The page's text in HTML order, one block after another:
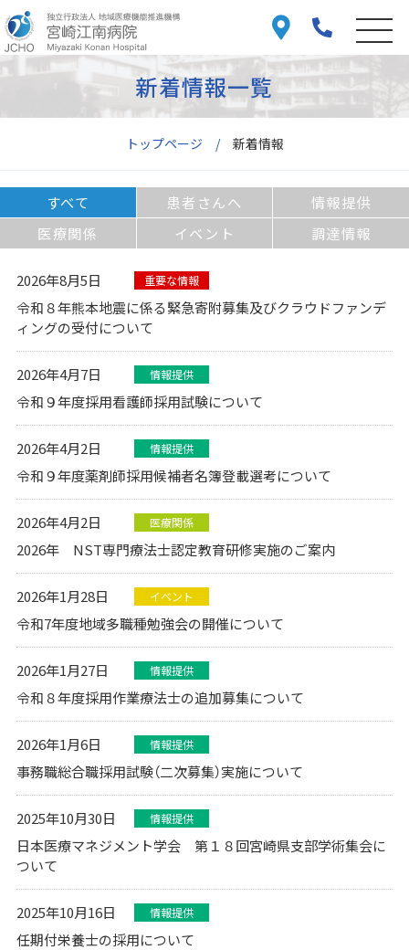
トップページ 新着情報
新着情報一覧
すべて 患者さんへ
情報提供
医療関係
イベント 調達情報
2026年8月5日 重要な情報
令和８年熊本地震に係る緊急寄附募集及びクラウドファンデ
ィングの受付について
2026年4月7日 情報提供
令和９年度採用看護師採用試験について
2026年4月2日 情報提供
令和９年度薬剤師採用候補者名簿登載選考について
2026年4月2日 医療関係
2026年 NST専門療法士認定教育研修実施のご案内
2026年1月28日 イベント
令和7年度地域多職種勉強会の開催について
2026年1月27日 情報提供
令和８年度採用作業療法士の追加募集について
2026年1月6日 情報提供
事務職総合職採用試験（二次募集）実施について
2025年10月30日 情報提供
日本医療マネジメント学会 第１８回宮崎県支部学術集会に
ついて
2025年10月16日 情報提供
任期付栄養士の採用について